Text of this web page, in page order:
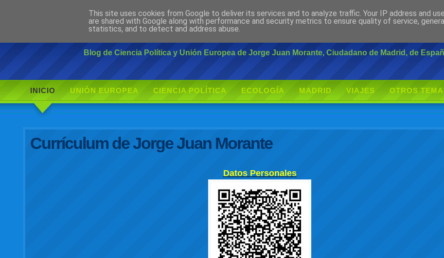
Ciudadano Morante
Blog de Ciencia Política y Unión Europea de Jorge Juan Morante, Ciudadano de Madrid, de
INICIO UNIÓN EUROPEA CIENCIA POLÍTICA ECOLOGÍA MADRID VIAJES OTROS
Currículum de Jorge Juan Morante
Datos Personales
This site uses cookies from Google to deliver its services and to analyze traffic. Your IP address and
are shared with Google along with performance and security metrics to ensure quality of service,
statistics, and to detect and address abuse.